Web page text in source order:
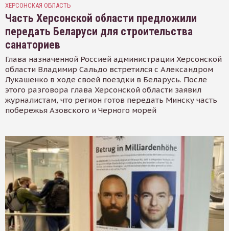
ХЕРСОНСКАЯ ОБЛАСТЬ
Часть Херсонской области предложили
передать Беларуси для строительства
санаториев
Глава назначенной Россией администрации Херсонской
области Владимир Сальдо встретился с Александром
Лукашенко в ходе своей поездки в Беларусь. После
этого разговора глава Херсонской области заявил
журналистам, что регион готов передать Минску часть
побережья Азовского и Черного морей